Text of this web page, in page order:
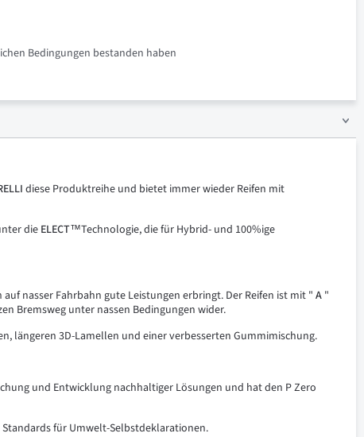
Bedingungen bestanden haben
diese Produktreihe und bietet immer wieder Reifen mit
die ELECT™Technologie, die für Hybrid- und 100%ige
nasser Fahrbahn gute Leistungen erbringt. Der Reifen ist mit " A "
Bremsweg unter nassen Bedingungen wider.
längeren 3D-Lamellen und einer verbesserten Gummimischung.
und Entwicklung nachhaltiger Lösungen und hat den P Zero
Standards für Umwelt-Selbstdeklarationen.